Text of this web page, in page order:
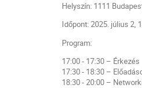
Helyszín: 1111
Időpont: 2025. július 2,
Program:
17:00 - 17:30 – Érkezés
17:30 - 18:30 –
18:30 - 20:00 –